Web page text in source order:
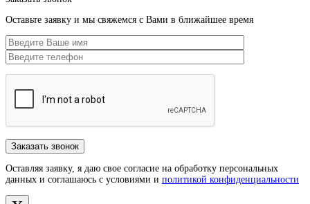
Оставьте заявку и мы свяжемся с Вами в ближайшее время
Оставляя заявку, я даю свое согласие на обработку персональных
данных и соглашаюсь с условиями и политикой конфиденциальности